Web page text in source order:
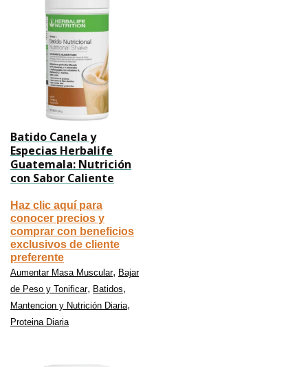
Batido Canela y
Especias Herbalife
Guatemala: Nutrición
con Sabor Caliente
Haz clic aquí para
conocer precios y
comprar con beneficios
exclusivos de cliente
preferente
Aumentar Masa Muscular, Bajar
de Peso y Tonificar, Batidos,
Mantencion y Nutrición Diaria,
Proteina Diaria